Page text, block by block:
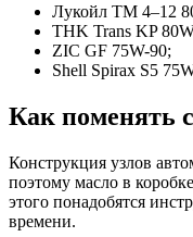
Лукойл ТМ 4–12
THK Trans KP
ZIC GF 75W-90;
Shell Spirax S5
Как поменять
Конструкция узлов
поэтому масло в
этого понадобятся
времени.